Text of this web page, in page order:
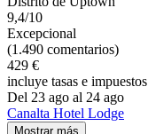
9,4/10
Excepcional
(1.490 comentarios)
429 €
incluye tasas e impuestos
Del 23 ago al 24 ago
Canalta Hotel Lodge
Mostrar más